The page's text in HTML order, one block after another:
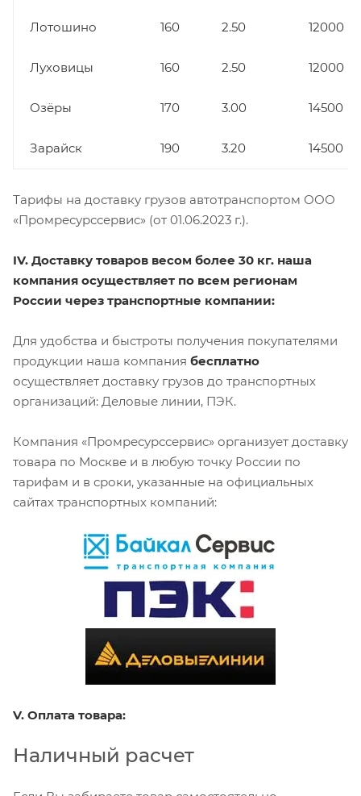
Лотошино 160 2.50 12000
Луховицы 160 2.50 12000
Озёры 170 3.00 14500
Зарайск 190 3.20 14500
Тарифы на доставку грузов автотранспортом ООО
«Промресурссервис» (от 01.06.2023 г.).
IV. Доставку товаров весом более 30 кг. наша
компания осуществляет по всем регионам
России через транспортные компании:
Для удобства и быстроты получения покупателями
продукции наша компания бесплатно
осуществляет доставку грузов до транспортных
организаций: Деловые линии, ПЭК.
Компания «Промресурссервис» организует доставку
товара по Москве и в любую точку России по
тарифам и в сроки, указанные на официальных
сайтах транспортных компаний:
V. Оплата товара:
Наличный расчет